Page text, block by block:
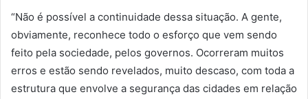
“Não é possível a continuidade dessa situação. A gente,
obviamente, reconhece todo o esforço que vem sendo
feito pela sociedade, pelos governos. Ocorreram muitos
erros e estão sendo revelados, muito descaso, com toda a
estrutura que envolve a segurança das cidades em relação